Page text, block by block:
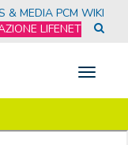
& MEDIA PCM WIKI
LIFENET
Toggle